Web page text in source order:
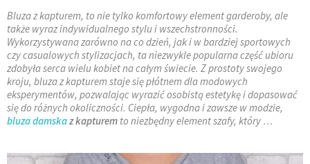
Bluza z kapturem, to nie tylko komfortowy element garderoby, ale
także wyraz indywidualnego stylu i wszechstronności.
Wykorzystywana zarówno na co dzień, jak i w bardziej sportowych
czy casualowych stylizacjach, ta niezwykle popularna część ubioru
zdobyła serca wielu kobiet na całym świecie. Z prostoty swojego
kroju, bluza z kapturem staje się płótnem dla modowych
eksperymentów, pozwalając wyrazić osobistą estetykę i dopasować
się do różnych okoliczności. Ciepła, wygodna i zawsze w modzie,
bluza damskaz kapturem to niezbędny element szafy, który …